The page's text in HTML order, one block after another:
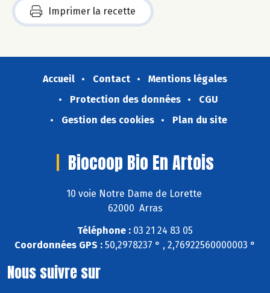
Imprimer la recette
Accueil Contact
Mentions légales
Protection des données
CGU
Gestion des cookies
Plan du site
Biocoop Bio En Artois
10 voie Notre Dame de Lorette
62000 Arras
Téléphone : 03 21 24 83 05
Coordonnées GPS : 50,2978237 ° , 2,76922560000003 °
Nous suivre sur